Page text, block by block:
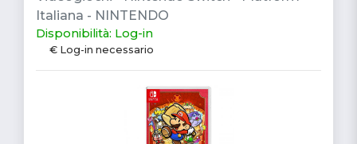
Italiana - NINTENDO
Disponibilità: Log-in
€ Log-in necessario